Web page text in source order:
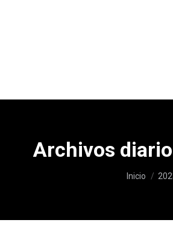
Archivos
Estás aquí:
Inicio